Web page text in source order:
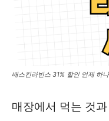
배스킨라빈스 31% 할인 언제 하
매장에서 먹는 것